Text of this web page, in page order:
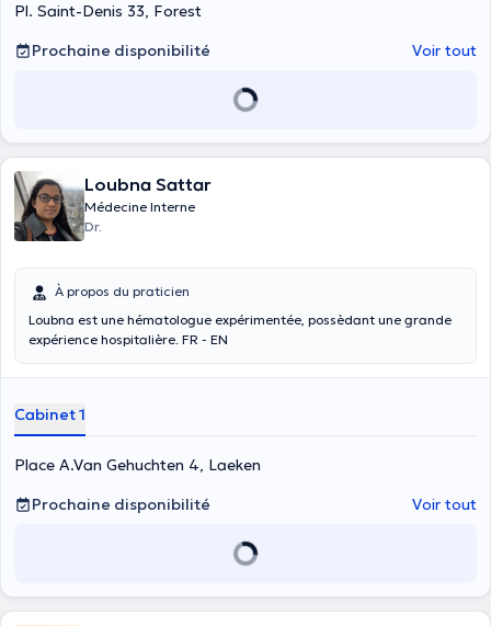
Pl. Saint-Denis 33, Forest
Prochaine disponibilité
Voir tout
Loubna Sattar
Médecine Interne
Dr.
À propos du praticien
Loubna est une hématologue expérimentée, possèdant une grande
expérience hospitalière. FR - EN
Cabinet 1
Place A.Van Gehuchten 4, Laeken
Prochaine disponibilité
Voir tout